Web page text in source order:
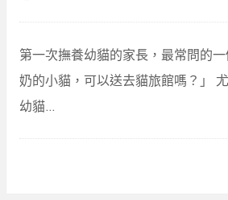
第一次撫養幼貓的家長，最常問的
奶的小貓，可以送去貓旅館嗎？」
幼貓…